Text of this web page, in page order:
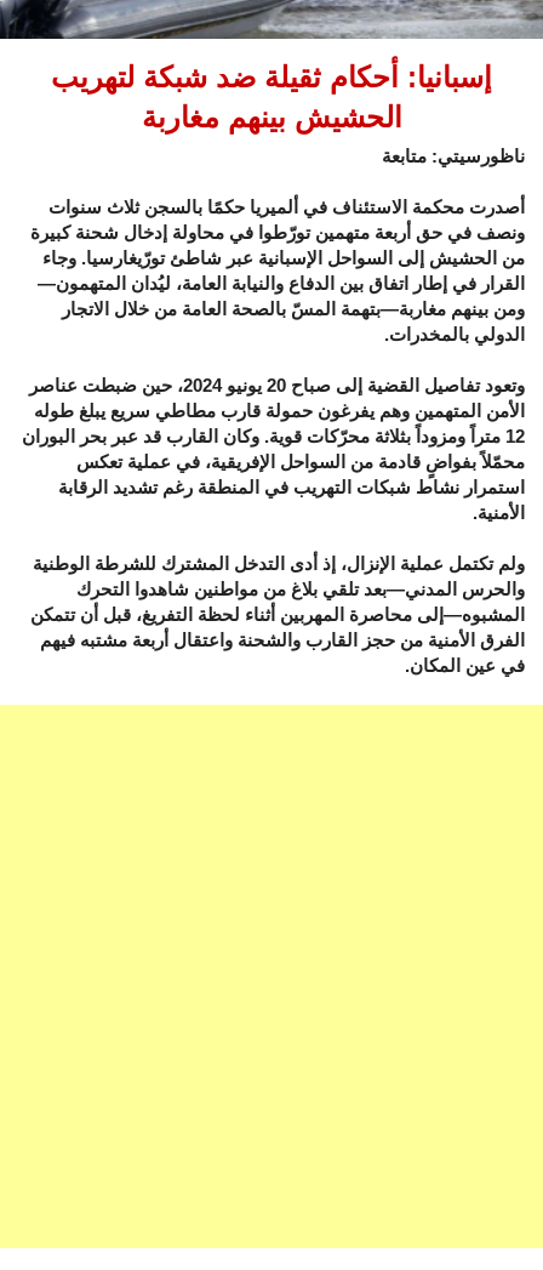
إسبانيا: أحكام ثقيلة ضد شبكة لتهريب
الحشيش بينهم مغاربة
ناظورسيتي: متابعة
أصدرت محكمة الاستئناف في ألميريا حكمًا بالسجن ثلاث سنوات
ونصف في حق أربعة متهمين تورّطوا في محاولة إدخال شحنة كبيرة
من الحشيش إلى السواحل الإسبانية عبر شاطئ تورّيغارسيا. وجاء
القرار في إطار اتفاق بين الدفاع والنيابة العامة، ليُدان المتهمون—
ومن بينهم مغاربة—بتهمة المسّ بالصحة العامة من خلال الاتجار
الدولي بالمخدرات.
وتعود تفاصيل القضية إلى صباح 20 يونيو 2024، حين ضبطت عناصر
الأمن المتهمين وهم يفرغون حمولة قارب مطاطي سريع يبلغ طوله
12 متراً ومزوداً بثلاثة محرّكات قوية. وكان القارب قد عبر بحر البوران
محمّلاً بفواضٍ قادمة من السواحل الإفريقية، في عملية تعكس
استمرار نشاط شبكات التهريب في المنطقة رغم تشديد الرقابة
الأمنية.
ولم تكتمل عملية الإنزال، إذ أدى التدخل المشترك للشرطة الوطنية
والحرس المدني—بعد تلقي بلاغ من مواطنين شاهدوا التحرك
المشبوه—إلى محاصرة المهربين أثناء لحظة التفريغ، قبل أن تتمكن
الفرق الأمنية من حجز القارب والشحنة واعتقال أربعة مشتبه فيهم
في عين المكان.